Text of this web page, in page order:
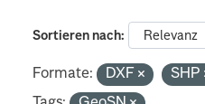
Sortieren nach
Formate: DXF SHP